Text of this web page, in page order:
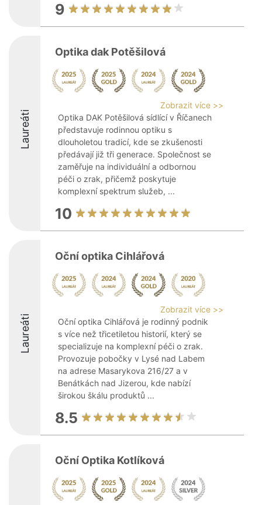
9
Laureáti
Optika dak Potěšilová
Zobrazit více >>
Optika DAK Potěšilová sídlící v Říčanech
představuje rodinnou optiku s
dlouholetou tradicí, kde se zkušenosti
předávají již tři generace. Společnost se
zaměřuje na individuální a odbornou
péči o zrak, přičemž poskytuje
komplexní spektrum služeb, ...
10
Laureáti
Oční optika Cihlářová
Zobrazit více >>
Oční optika Cihlářová je rodinný podnik
s více než třicetiletou historií, který se
specializuje na komplexní péči o zrak.
Provozuje pobočky v Lysé nad Labem
na adrese Masarykova 216/27 a v
Benátkách nad Jizerou, kde nabízí
širokou škálu produktů ...
8.5
Oční Optika Kotlíková